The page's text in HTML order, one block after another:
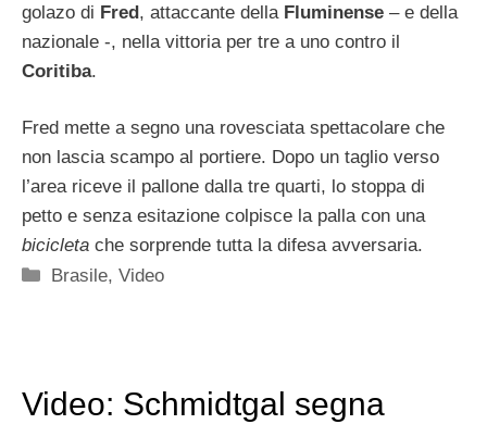
golazo di Fred, attaccante della Fluminense – e della
nazionale -, nella vittoria per tre a uno contro il
Coritiba.
Fred mette a segno una rovesciata spettacolare che
non lascia scampo al portiere. Dopo un taglio verso
l’area riceve il pallone dalla tre quarti, lo stoppa di
petto e senza esitazione colpisce la palla con una
bicicleta che sorprende tutta la difesa avversaria.
Categorie
Brasile,Video
Video: Schmidtgal segna